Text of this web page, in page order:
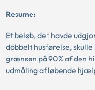
Resume:
Et beløb, der havde
dobbelt husførelse,
grænsen på 90% af den
udmåling af løbende